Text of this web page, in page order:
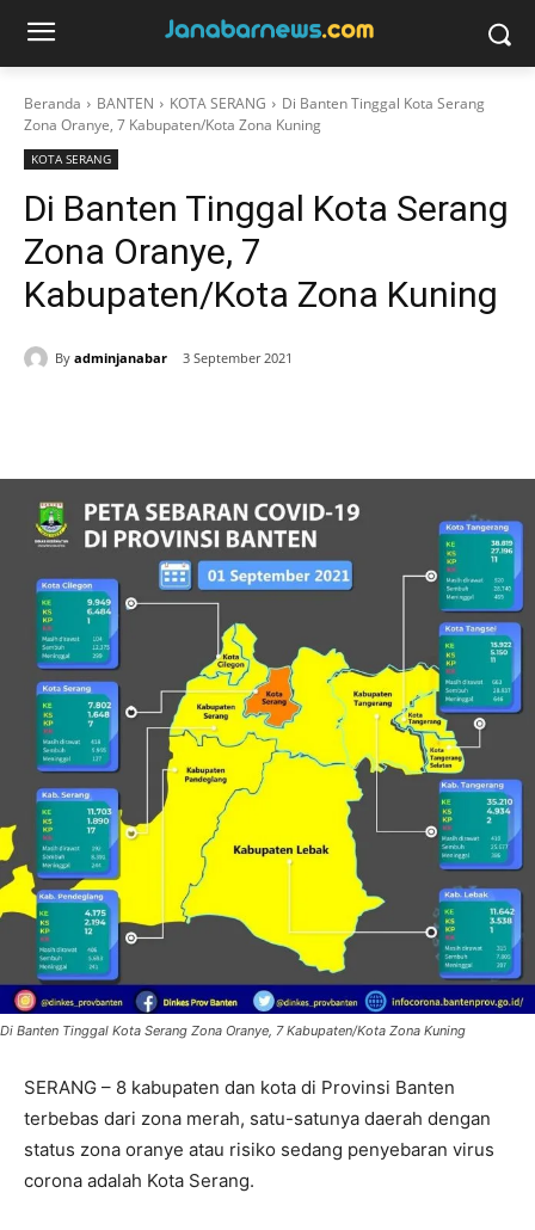
Beranda BANTEN KOTA SERANG
Di Banten Tinggal Kota Serang
Zona Oranye, 7 Kabupaten/Kota Zona Kuning
KOTA SERANG
Di Banten Tinggal Kota Serang
Zona Oranye, 7
Kabupaten/Kota Zona Kuning
By adminjanabar 3 September 2021
Di Banten Tinggal Kota Serang Zona Oranye, 7 Kabupaten/Kota Zona Kuning
SERANG – 8 kabupaten dan kota di Provinsi Banten
terbebas dari zona merah, satu-satunya daerah dengan
status zona oranye atau risiko sedang penyebaran virus
corona adalah Kota Serang.